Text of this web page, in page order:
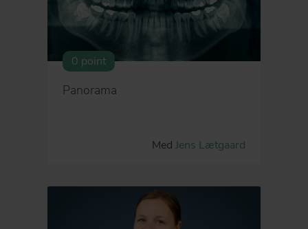
0 point
Panorama
Med Jens Lætgaard